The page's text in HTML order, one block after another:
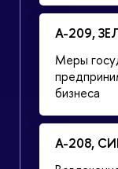
А-209,
Меры
бизнеса
А-208,